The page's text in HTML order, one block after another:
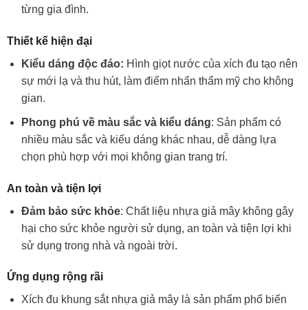
từng gia đình.
Thiết kế hiện đại
Kiểu dáng độc đáo: Hình giọt nước của xích đu tạo nên
sự mới lạ và thu hút, làm điểm nhấn thẩm mỹ cho không
gian.
Phong phú về màu sắc và kiểu dáng: Sản phẩm có
nhiều màu sắc và kiểu dáng khác nhau, dễ dàng lựa
chọn phù hợp với mọi không gian trang trí.
An toàn và tiện lợi
Đảm bảo sức khỏe: Chất liệu nhựa giả mây không gây
hại cho sức khỏe người sử dụng, an toàn và tiện lợi khi
sử dụng trong nhà và ngoài trời.
Ứng dụng rộng rãi
Xích đu khung sắt nhựa giả mây là sản phẩm phổ biến